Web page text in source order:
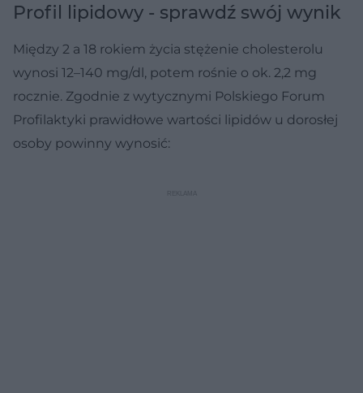
Profil lipidowy - sprawdź swój wynik
Między 2 a 18 rokiem życia stężenie cholesterolu
wynosi 12–140 mg/dl, potem rośnie o ok. 2,2 mg
rocznie. Zgodnie z wytycznymi Polskiego Forum
Profilaktyki prawidłowe wartości lipidów u dorosłej
osoby powinny wynosić: